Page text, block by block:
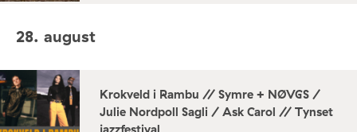
28. august
Krokveld i Rambu // Symre + NØVGS /
Julie Nordpoll Sagli / Ask Carol // Tynset